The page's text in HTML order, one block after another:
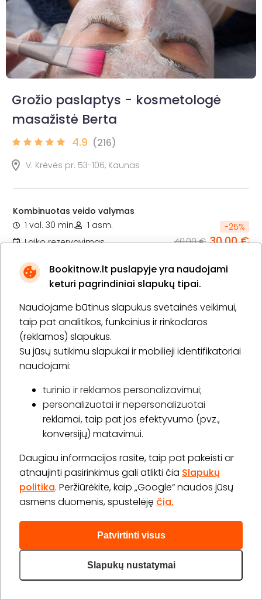
Bookitnow.lt puslapyje yra naudojami
keturi pagrindiniai slapukų tipai.
Naudojame būtinus slapukus svetainės veikimui,
taip pat analitikos, funkcinius ir rinkodaros
(reklamos) slapukus.
Su jūsų sutikimu slapukai ir mobilieji identifikatoriai
naudojami:
turinio ir reklamos personalizavimui;
personalizuotai ir nepersonalizuotai
reklamai, taip pat jos efektyvumo (pvz.,
konversijų) matavimui.
Daugiau informacijos rasite, taip pat pakeisti ar
atnaujinti pasirinkimus gali atlikti čia Slapukų
politika. Peržiūrėkite, kaip „Google“ naudos jūsų
asmens duomenis, spustelėję čia.
Patvirtinti visus
Slapukų nustatymai
Grožio paslaptys - kosmetologė
masažistė Berta
4.9 (216)
V. Krėvės pr. 53-106, Kaunas
Kombinuotas veido valymas
1 val. 30 min.
1 asm.
Laiko rezervavimas
-25%
40,00 € 30,00 €
Apie paslaugą Pirkti
Hydrafacial drėkinanti veido procedūra ir veido
masažas
1 val. 30 min.
1 asm.
Laiko rezervavimas
60,00 € 40,00 €
Limfodrenažinis-anticeliulitinis masažas su įvyniojimu
1 val.
1 asm.
Apie paslaugą Pirkti
Daugiau (21)>